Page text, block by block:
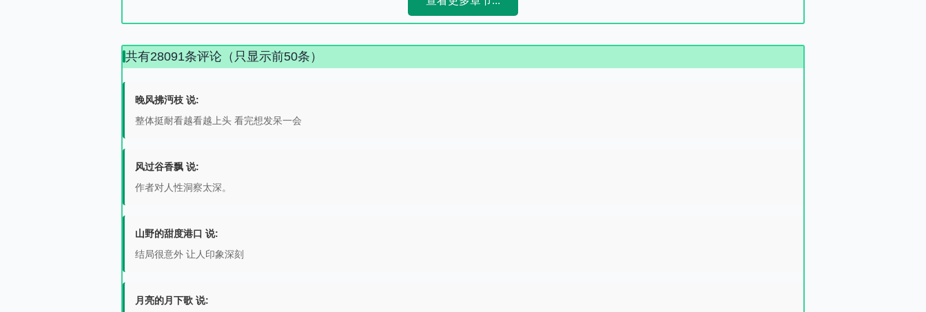
共有28091条评论（只显示前50条）
晚风拂沔枝 说:
整体挺耐看越看越上头 看完想发呆一会
风过谷香飘 说:
作者对人性洞察太深。
山野的甜度港口 说:
结局很意外 让人印象深刻
月亮的月下歌 说: